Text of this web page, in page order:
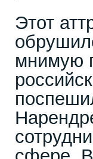
Этот
мнимую